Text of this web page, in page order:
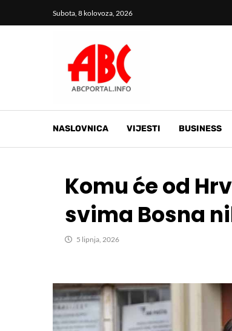
Subota, 8 kolovoza, 2026
NASLOVNICA VIJESTI BUSINESS
Komu će od
svima Bosna
5 lipnja, 2026